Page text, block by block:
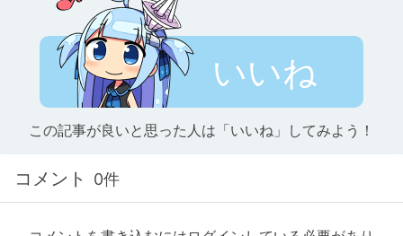
いいね
この記事が良いと思った人は「いいね」してみよう！
コメント 0件